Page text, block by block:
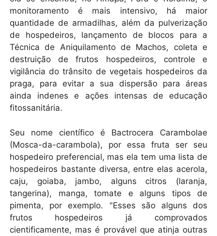
monitoramento é mais intensivo, há maior
quantidade de armadilhas, além da pulverização
de hospedeiros, lançamento de blocos para a
Técnica de Aniquilamento de Machos, coleta e
destruição de frutos hospedeiros, controle e
vigilância do trânsito de vegetais hospedeiros da
praga, para evitar a sua dispersão para áreas
ainda indenes e ações intensas de educação
fitossanitária.
Seu nome científico é Bactrocera Carambolae
(Mosca-da-carambola), por essa fruta ser seu
hospedeiro preferencial, mas ela tem uma lista de
hospedeiros bastante diversa, entre elas acerola,
caju, goiaba, jambo, alguns citros (laranja,
tangerina), manga, tomate e alguns tipos de
pimenta, por exemplo. "Esses são alguns dos
frutos hospedeiros já comprovados
cientificamente, mas é provável que atinja outras